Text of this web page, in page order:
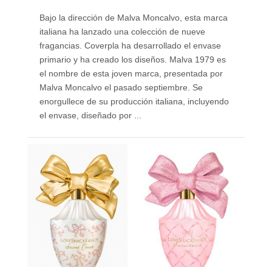
Bajo la dirección de Malva Moncalvo, esta marca
italiana ha lanzado una colección de nueve
fragancias. Coverpla ha desarrollado el envase
primario y ha creado los diseños. Malva 1979 es
el nombre de esta joven marca, presentada por
Malva Moncalvo el pasado septiembre. Se
enorgullece de su producción italiana, incluyendo
el envase, diseñado por ...